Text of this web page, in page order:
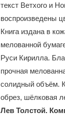
текст Ветхого и
воспроизведены
Книга издана в
мелованной
Руси Кирилла.
прочная
солидный объём.
обрез, шёлковая
Лев Толстой.